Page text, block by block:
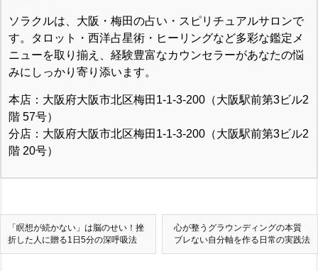
ソラクルは、大阪・梅田の占い・スピリチュアルサロンで
す。タロット・西洋占星術・ヒーリングなど多彩な鑑定メ
ニューを取り揃え、経験豊富なカウンセラーがあなたの悩
みにしっかり寄り添います。
本店：大阪府大阪市北区梅田1-1-3-200（大阪駅前第3ビル2
階 57号）
分店：大阪府大阪市北区梅田1-1-3-200（大阪駅前第3ビル2
階 20号）
「瞑想が続かない」は脳のせい！挫
折した人に贈る1日5分の深呼吸法
心が整うグラウンディングの本質
ブレない自分軸を作る日常の実践法